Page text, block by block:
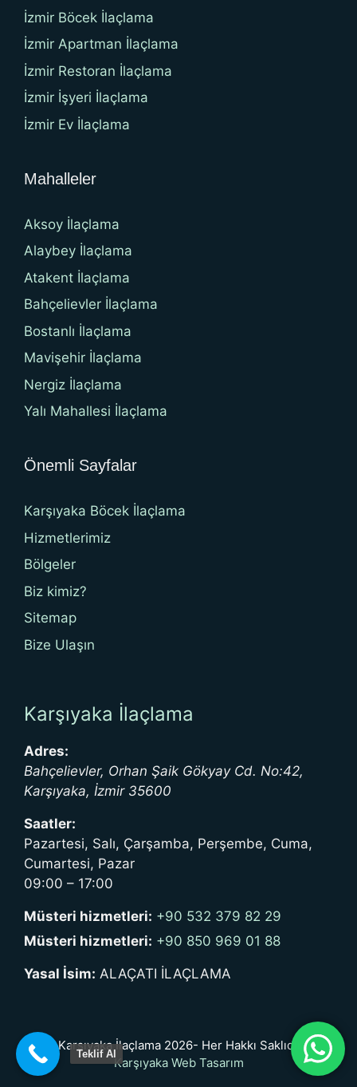
İzmir Böcek İlaçlama
İzmir Apartman İlaçlama
İzmir Restoran İlaçlama
İzmir İşyeri İlaçlama
İzmir Ev İlaçlama
Mahalleler
Aksoy İlaçlama
Alaybey İlaçlama
Atakent İlaçlama
Bahçelievler İlaçlama
Bostanlı İlaçlama
Mavişehir İlaçlama
Nergiz İlaçlama
Yalı Mahallesi İlaçlama
Önemli Sayfalar
Karşıyaka Böcek İlaçlama
Hizmetlerimiz
Bölgeler
Biz kimiz?
Sitemap
Bize Ulaşın
Karşıyaka İlaçlama
Adres:
Bahçelievler, Orhan Şaik Gökyay Cd. No:42,
Karşıyaka, İzmir 35600
Saatler:
Pazartesi, Salı, Çarşamba, Perşembe, Cuma,
Cumartesi, Pazar
09:00 – 17:00
Müsteri hizmetleri: +90 532 379 82 29
Müsteri hizmetleri: +90 850 969 01 88
Yasal İsim: ALAÇATI İLAÇLAMA
© Karşıyaka İlaçlama 2026- Her Hakkı Saklıdır. -
Karşıyaka Web Tasarım
Teklif Al